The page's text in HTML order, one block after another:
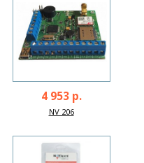
4 953 р.
NV 206